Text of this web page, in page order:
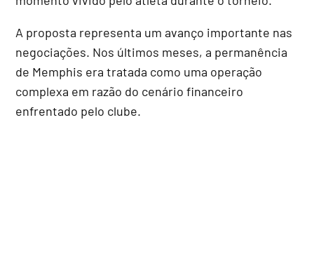
A proposta representa um avanço importante nas
negociações. Nos últimos meses, a permanência
de Memphis era tratada como uma operação
complexa em razão do cenário financeiro
enfrentado pelo clube.